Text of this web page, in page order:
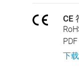
CE
PDF
下载